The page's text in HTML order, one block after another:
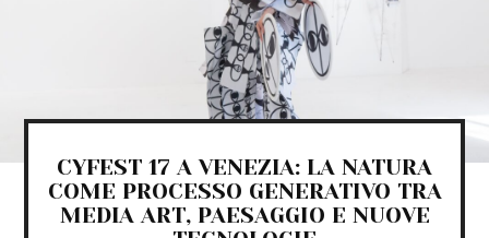
CYFEST 17 A VENEZIA: LA NATURA
COME PROCESSO GENERATIVO TRA
MEDIA ART, PAESAGGIO E NUOVE